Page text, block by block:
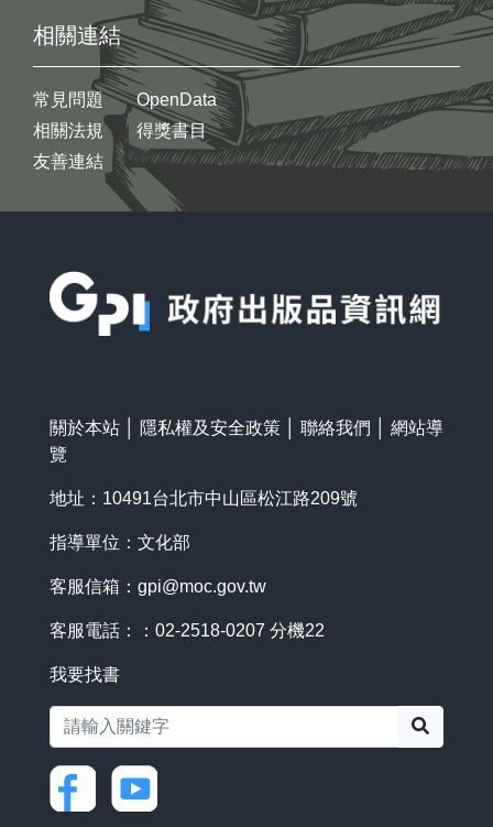
相關連結
常見問題
相關法規
友善連結
OpenData
得獎書目
關於本站 隱私權及安全政策 聯絡我們
網站導
覽
地址：10491台北市中山區松江路209號
指導單位：文化部
客服信箱： gpi@moc.gov.tw
客服電話：：02-2518-0207 分機22
我要找書